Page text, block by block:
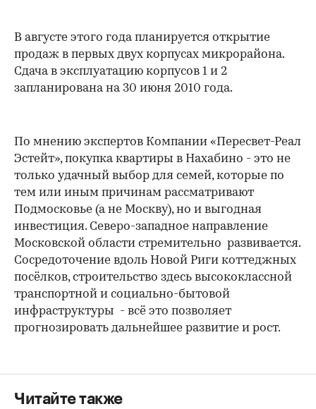
В августе этого года планируется открытие
продаж в первых двух корпусах микрорайона.
Сдача в эксплуатацию корпусов 1 и 2
запланирована на 30 июня 2010 года.
По мнению экспертов Компании «Пересвет-Реал
Эстейт», покупка квартиры в Нахабино - это не
только удачный выбор для семей, которые по
тем или иным причинам рассматривают
Подмосковье (а не Москву), но и выгодная
инвестиция. Северо-западное направление
Московской области стремительно развивается.
Сосредоточение вдоль Новой Риги коттеджных
посёлков, строительство здесь высококлассной
транспортной и социально-бытовой
инфраструктуры - всё это позволяет
прогнозировать дальнейшее развитие и рост.
Читайте также